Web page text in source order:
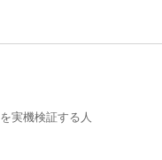
実機検証する人